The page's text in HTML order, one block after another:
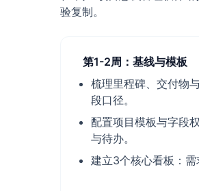
验复制。
第1-2周：基线与模板
梳理里程碑、交付物
段口径。
配置项目模板与字段
与待办。
建立3个核心看板：需